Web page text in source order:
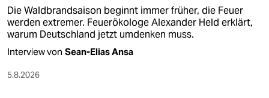
Die Waldbrandsaison beginnt immer früher, die Feuer
werden extremer. Feuerökologe Alexander Held erklärt,
warum Deutschland jetzt umdenken muss.
Interview von Sean-Elias Ansa
5.8.2026